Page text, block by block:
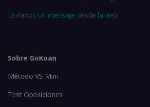
Envíanos un mensaje desde la web
Sobre GoKoan
Método VS Mini
Test Oposiciones